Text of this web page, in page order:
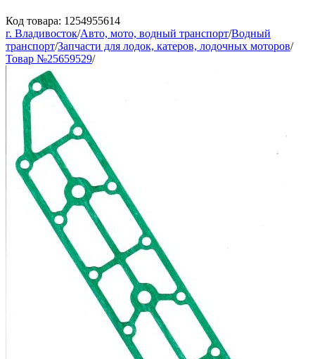
Код товара: 1254955614
г. Владивосток/Авто, мото, водный транспорт/Водный
транспорт/Запчасти для лодок, катеров, лодочных моторов/
Товар №25659529/